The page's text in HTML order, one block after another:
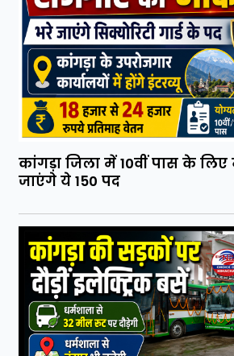
कांगड़ा जिला में 10वीं पास के लिए
जाएंगे ये 150 पद